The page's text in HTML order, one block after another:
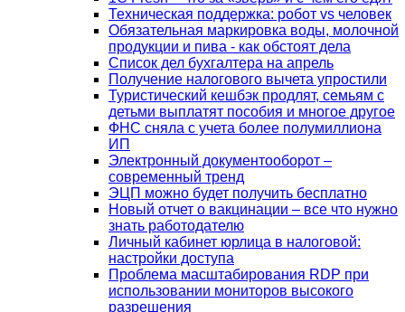
Техническая поддержка: робот vs человек
Обязательная маркировка воды, молочной
продукции и пива - как обстоят дела
Список дел бухгалтера на апрель
Получение налогового вычета упростили
Туристический кешбэк продлят, семьям с
детьми выплатят пособия и многое другое
ФНС сняла с учета более полумиллиона
ИП
Электронный документооборот –
современный тренд
ЭЦП можно будет получить бесплатно
Новый отчет о вакцинации – все что нужно
знать работодателю
Личный кабинет юрлица в налоговой:
настройки доступа
Проблема масштабирования RDP при
использовании мониторов высокого
разрешения